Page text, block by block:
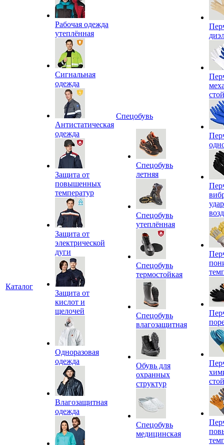
Каталог
Рабочая одежда
утеплённая
Сигнальная
одежда
Антистатическая
одежда
Защита от
повышенных
температур
Защита от
электрической
дуги
Защита от
кислот и
щелочей
Одноразовая
одежда
Влагозащитная
одежда
Спецобувь
Спецобувь
летняя
Спецобувь
утеплённая
Спецобувь
термостойкая
Спецобувь
влагозащитная
Обувь для
охранных
структур
Спецобувь
медицинская